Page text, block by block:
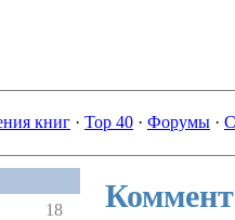
книг · Top 40 · Форумы ·
18